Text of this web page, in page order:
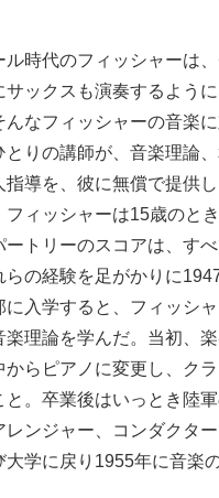
時代のフィッシャーは
サックスも演奏するよう
んなフィッシャーの音楽
とりの講師が、音楽理論
指導を、彼に無償で提供
フィッシャーは15歳のと
ートリーのスコアは、す
らの経験を足がかりに
に入学すると、フィッシ
楽理論を学んだ。当初、
からピアノに変更し、ク
と。卒業後はいっとき陸
レンジャー、コンダクタ
大学に戻り1955年に音楽